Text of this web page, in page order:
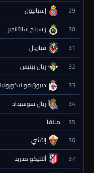
29 إسبانيول
30 راسينج سانتاندير
31 فياريال
32 ريال بيتيس
33 ديبورتيفو لاكورونيا
34 ريال سوسيداد
35 مالقا
36 إلتشي
37 أتلتيكو مدريد